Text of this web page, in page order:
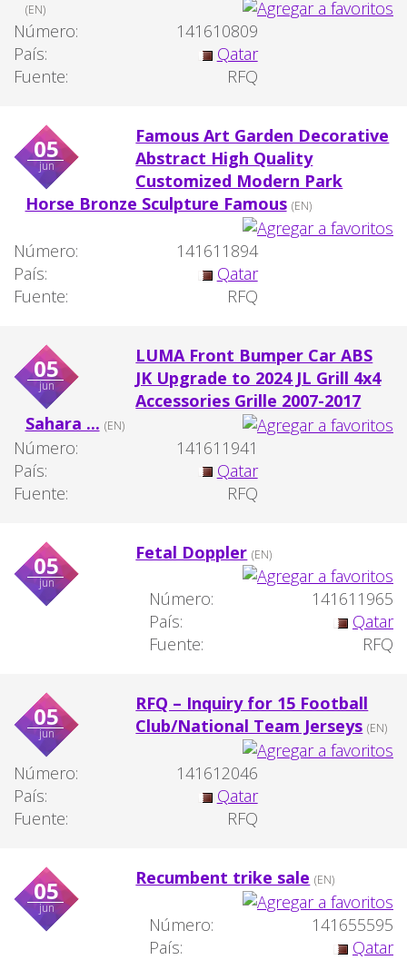
(EN)
Número:
141610809
País:
Qatar
Fuente:
RFQ
05
jun
Famous Art Garden Decorative
Abstract High Quality
Customized Modern Park
Horse Bronze Sculpture Famous (EN)
Número:
141611894
País:
Qatar
Fuente:
RFQ
05
jun
LUMA Front Bumper Car ABS
JK Upgrade to 2024 JL Grill 4x4
Accessories Grille 2007-2017
Sahara ... (EN)
Número:
141611941
País:
Qatar
Fuente:
RFQ
05
jun
Fetal Doppler (EN)
Número:
141611965
País:
Qatar
Fuente:
RFQ
05
jun
RFQ – Inquiry for 15 Football
Club/National Team Jerseys (EN)
Número:
141612046
País:
Qatar
Fuente:
RFQ
05
jun
Recumbent trike sale (EN)
Número:
141655595
País:
Qatar